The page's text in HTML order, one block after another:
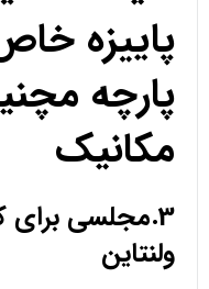
پاییزه
پارچه
مکانیک
3.مجلسی برای
ولنتاین